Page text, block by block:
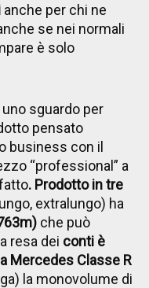
anche per chi ne
se nei normali
è solo
sguardo per
pensato
business con il
“professional” a
. Prodotto in tre
extralungo) ha
che può
resa dei conti è
Mercedes Classe R
la monovolume di